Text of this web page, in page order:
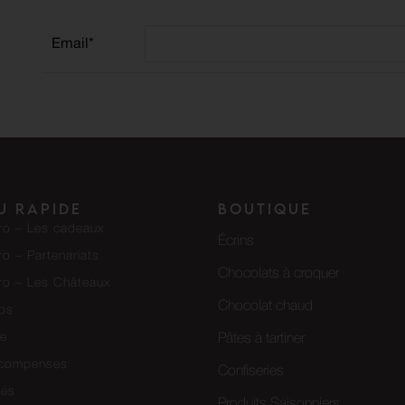
Email*
rapide
– Les cadeaux
– Partenariats
– Les Châteaux
Boutique
Écrins
Chocolats à croquer
Chocolat chaud
Pâtes à tartiner
Confiseries